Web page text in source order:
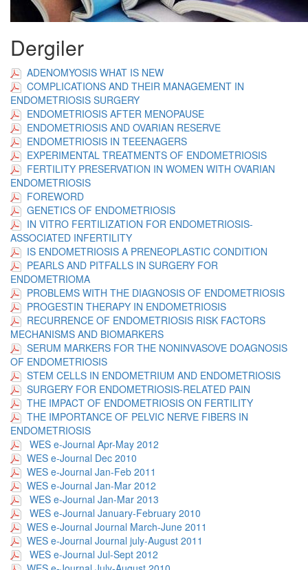
Dergiler
ADENOMYOSIS WHAT IS NEW
COMPLICATIONS AND THEIR MANAGEMENT IN
ENDOMETRIOSIS SURGERY
ENDOMETRIOSIS AFTER MENOPAUSE
ENDOMETRIOSIS AND OVARIAN RESERVE
ENDOMETRIOSIS IN TEEENAGERS
EXPERIMENTAL TREATMENTS OF ENDOMETRIOSIS
FERTILITY PRESERVATION IN WOMEN WITH OVARIAN
ENDOMETRIOSIS
FOREWORD
GENETICS OF ENDOMETRIOSIS
IN VITRO FERTILIZATION FOR ENDOMETRIOSIS-
ASSOCIATED INFERTILITY
IS ENDOMETRIOSIS A PRENEOPLASTIC CONDITION
PEARLS AND PITFALLS IN SURGERY FOR
ENDOMETRIOMA
PROBLEMS WITH THE DIAGNOSIS OF ENDOMETRIOSIS
PROGESTIN THERAPY IN ENDOMETRIOSIS
RECURRENCE OF ENDOMETRIOSIS RISK FACTORS
MECHANISMS AND BIOMARKERS
SERUM MARKERS FOR THE NONINVASOVE DOAGNOSIS
OF ENDOMETRIOSIS
STEM CELLS IN ENDOMETRIUM AND ENDOMETRIOSIS
SURGERY FOR ENDOMETRIOSIS-RELATED PAIN
THE IMPACT OF ENDOMETRIOSIS ON FERTILITY
THE IMPORTANCE OF PELVIC NERVE FIBERS IN
ENDOMETRIOSIS
WES e-Journal Apr-May 2012
WES e-Journal Dec 2010
WES e-Journal Jan-Feb 2011
WES e-Journal Jan-Mar 2012
WES e-Journal Jan-Mar 2013
WES e-Journal January-February 2010
WES e-Journal Journal March-June 2011
WES e-Journal Journal july-August 2011
WES e-Journal Jul-Sept 2012